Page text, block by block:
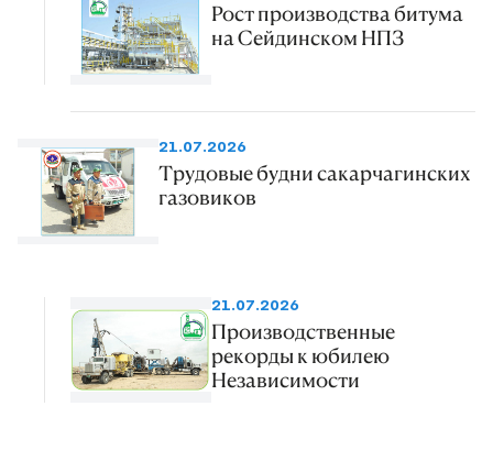
Рост производства битума
на Сейдинском НПЗ
21.07.2026
Трудовые будни сакарчагинских
газовиков
21.07.2026
Производственные
рекорды к юбилею
Независимости